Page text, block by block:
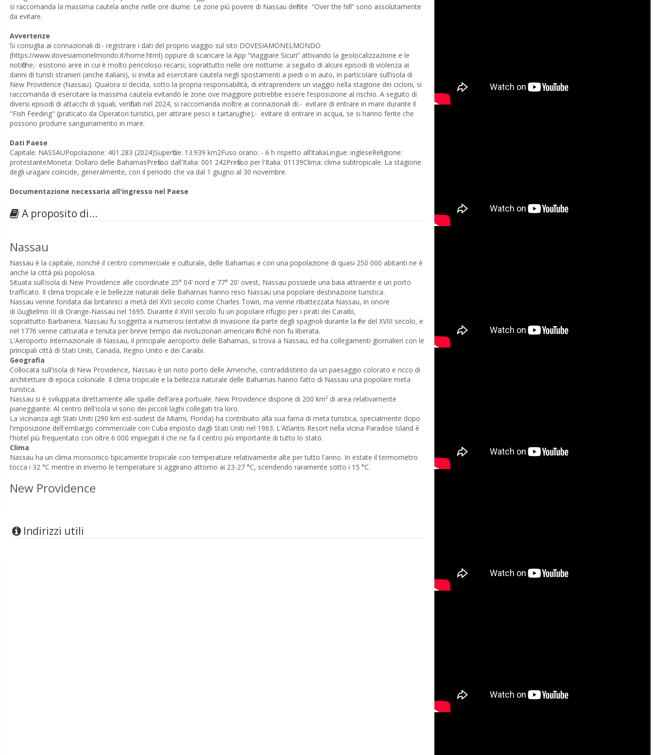
si raccomanda la massima cautela anche nelle ore diurne. Le zone più povere di Nassau definite “Over the hill” sono assolutamente
da evitare.
Avvertenze
Si consiglia ai connazionali di:- registrare i dati del proprio viaggio sul sito DOVESIAMONELMONDO
(https://www.dovesiamonelmondo.it/home.html) oppure di scaricare la App “Viaggiare Sicuri” attivando la geolocalizzazione e le
notifiche;- esistono aree in cui è molto pericoloso recarsi, soprattutto nelle ore notturne: a seguito di alcuni episodi di violenza ai
danni di turisti stranieri (anche italiani), si invita ad esercitare cautela negli spostamenti a piedi o in auto, in particolare sull’isola di
New Providence (Nassau). Qualora si decida, sotto la propria responsabilità, di intraprendere un viaggio nella stagione dei cicloni, si
raccomanda di esercitare la massima cautela evitando le zone ove maggiore potrebbe essere l’esposizione al rischio. A seguito di
diversi episodi di attacchi di squali, verificati nel 2024, si raccomanda inoltre ai connazionali di:- evitare di entrare in mare durante il
"Fish Feeding" (praticato da Operatori turistici, per attirare pesci e tartarughe);- evitare di entrare in acqua, se si hanno ferite che
possono produrre sanguinamento in mare.
Dati Paese
Capitale: NASSAUPopolazione: 401.283 (2024)Superficie: 13.939 km2Fuso orario: - 6 h rispetto all’ItaliaLingue: ingleseReligione:
protestanteMoneta: Dollaro delle BahamasPrefisso dall'Italia: 001 242Prefisso per l'Italia: 01139Clima: clima subtropicale. La stagione
degli uragani coincide, generalmente, con il periodo che va dal 1 giugno al 30 novembre.
Documentazione necessaria all'ingresso nel Paese
A proposito di...
Nassau
Nassau è la capitale, nonché il centro commerciale e culturale, delle Bahamas e con una popolazione di quasi 250 000 abitanti ne è
anche la città più popolosa.
Situata sull'isola di New Providence alle coordinate 25° 04' nord e 77° 20' ovest, Nassau possiede una baia attraente e un porto
trafficato. Il clima tropicale e le bellezze naturali delle Bahamas hanno reso Nassau una popolare destinazione turistica.
Nassau venne fondata dai britannici a metà del XVII secolo come Charles Town, ma venne ribattezzata Nassau, in onore
di Guglielmo III di Orange-Nassau nel 1695. Durante il XVIII secolo fu un popolare rifugio per i pirati dei Caraibi,
soprattutto Barbanera. Nassau fu soggetta a numerosi tentativi di invasione da parte degli spagnoli durante la fine del XVIII secolo, e
nel 1776 venne catturata e tenuta per breve tempo dai rivoluzionari americani finché non fu liberata.
L'Aeroporto Internazionale di Nassau, il principale aeroporto delle Bahamas, si trova a Nassau, ed ha collegamenti giornalieri con le
principali città di Stati Uniti, Canada, Regno Unito e dei Caraibi.
Geografia
Collocata sull'isola di New Providence, Nassau è un noto porto delle Americhe, contraddistinto da un paesaggio colorato e ricco di
architetture di epoca coloniale. Il clima tropicale e la bellezza naturale delle Bahamas hanno fatto di Nassau una popolare meta
turistica.
Nassau si è sviluppata direttamente alle spalle dell'area portuale. New Providence dispone di 200 km² di area relativamente
pianeggiante. Al centro dell'isola vi sono dei piccoli laghi collegati tra loro.
La vicinanza agli Stati Uniti (290 km est-sudest da Miami, Florida) ha contribuito alla sua fama di meta turistica, specialmente dopo
l'imposizione dell'embargo commerciale con Cuba imposto dagli Stati Uniti nel 1963. L'Atlantis Resort nella vicina Paradise Island è
l'hotel più frequentato con oltre 6 000 impiegati il che ne fa il centro più importante di tutto lo stato.
Clima
Nassau ha un clima monsonico tipicamente tropicale con temperature relativamente alte per tutto l'anno. In estate il termometro
tocca i 32 °C mentre in inverno le temperature si aggirano attorno ai 23-27 °C, scendendo raramente sotto i 15 °C.
New Providence
Indirizzi utili